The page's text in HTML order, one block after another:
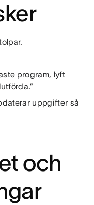
program, lyft
uppgifter så
och